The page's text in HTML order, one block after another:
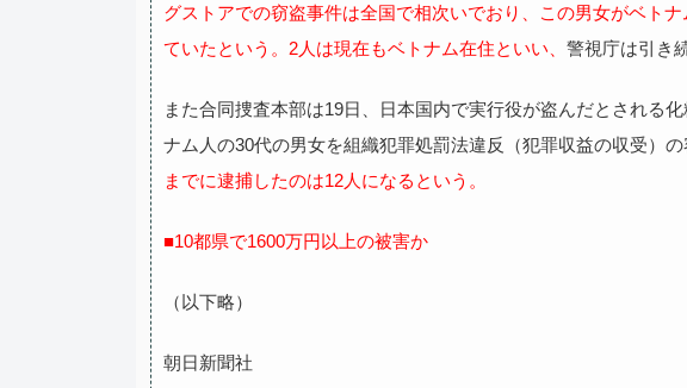
グストアでの窃盗事件は全国で相次いでおり、この男女がベト
ていたという。2人は現在もベトナム在住といい、 警視庁は引き
また合同捜査本部は19日、日本国内で実行役が盗んだとされる
ナム人の30代の男女を組織犯罪処罰法違反（犯罪収益の収受）の
までに逮捕したのは12人になるという。
■10都県で1600万円以上の被害か
（以下略）
朝日新聞社